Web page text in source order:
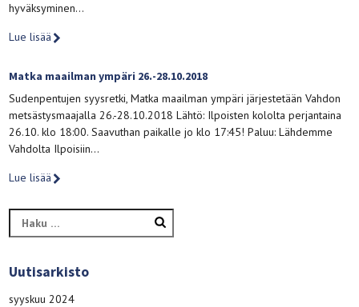
hyväksyminen…
Lue lisää
Matka maailman ympäri 26.-28.10.2018
Sudenpentujen syysretki, Matka maailman ympäri järjestetään Vahdon
metsästysmaajalla 26.-28.10.2018 Lähtö: Ilpoisten kololta perjantaina
26.10. klo 18:00. Saavuthan paikalle jo klo 17:45! Paluu: Lähdemme
Vahdolta Ilpoisiin…
Lue lisää
Haku:
Uutisarkisto
syyskuu 2024